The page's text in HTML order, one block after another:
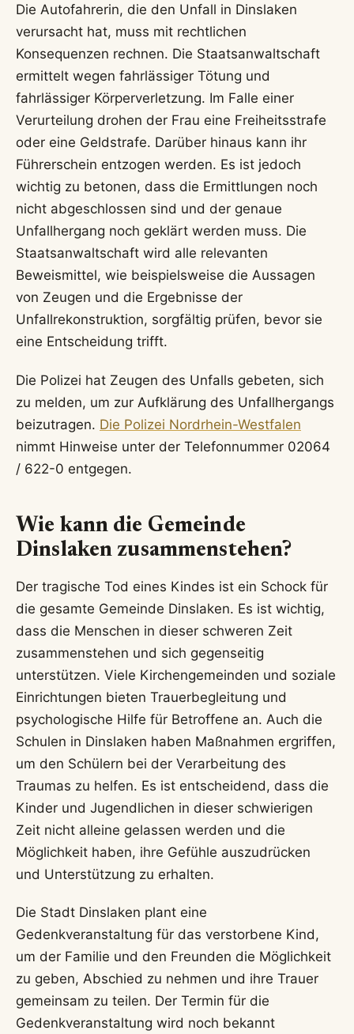
Die Autofahrerin, die den Unfall in Dinslaken
verursacht hat, muss mit rechtlichen
Konsequenzen rechnen. Die Staatsanwaltschaft
ermittelt wegen fahrlässiger Tötung und
fahrlässiger Körperverletzung. Im Falle einer
Verurteilung drohen der Frau eine Freiheitsstrafe
oder eine Geldstrafe. Darüber hinaus kann ihr
Führerschein entzogen werden. Es ist jedoch
wichtig zu betonen, dass die Ermittlungen noch
nicht abgeschlossen sind und der genaue
Unfallhergang noch geklärt werden muss. Die
Staatsanwaltschaft wird alle relevanten
Beweismittel, wie beispielsweise die Aussagen
von Zeugen und die Ergebnisse der
Unfallrekonstruktion, sorgfältig prüfen, bevor sie
eine Entscheidung trifft.
Die Polizei hat Zeugen des Unfalls gebeten, sich
zu melden, um zur Aufklärung des Unfallhergangs
beizutragen. Die Polizei Nordrhein-Westfalen
nimmt Hinweise unter der Telefonnummer 02064
/ 622-0 entgegen.
Wie kann die Gemeinde
Dinslaken zusammenstehen?
Der tragische Tod eines Kindes ist ein Schock für
die gesamte Gemeinde Dinslaken. Es ist wichtig,
dass die Menschen in dieser schweren Zeit
zusammenstehen und sich gegenseitig
unterstützen. Viele Kirchengemeinden und soziale
Einrichtungen bieten Trauerbegleitung und
psychologische Hilfe für Betroffene an. Auch die
Schulen in Dinslaken haben Maßnahmen ergriffen,
um den Schülern bei der Verarbeitung des
Traumas zu helfen. Es ist entscheidend, dass die
Kinder und Jugendlichen in dieser schwierigen
Zeit nicht alleine gelassen werden und die
Möglichkeit haben, ihre Gefühle auszudrücken
und Unterstützung zu erhalten.
Die Stadt Dinslaken plant eine
Gedenkveranstaltung für das verstorbene Kind,
um der Familie und den Freunden die Möglichkeit
zu geben, Abschied zu nehmen und ihre Trauer
gemeinsam zu teilen. Der Termin für die
Gedenkveranstaltung wird noch bekannt